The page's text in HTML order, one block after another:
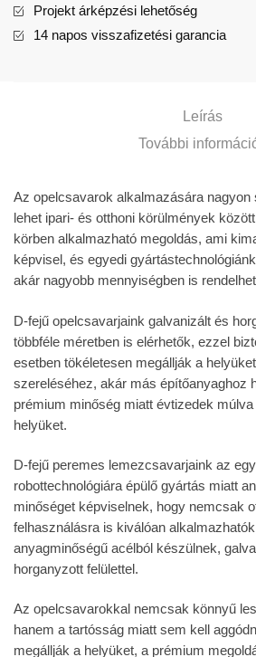
Projekt árképzési lehetőség
14 napos visszafizetési garancia
Leírás
További
Az opelcsavarok alkalmazására
lehet ipari- és otthoni körülmények
körben alkalmazható megoldás, ami
képvisel, és egyedi
akár nagyobb mennyiségben is
D-fejű opelcsavarjaink galvanizált és
többféle méretben is elérhetők, ezzel
esetben tökéletesen megállják a
szereléséhez, akár más építőanyaghoz
prémium minőség miatt évtizedek
helyüket.
D-fejű peremes lemezcsavarjaink az
robottechnológiára épülő gyártás miatt
minőséget képviselnek, hogy nemcsak
felhasználásra is kiválóan
anyagminőségű acélból készülnek,
horganyzott felülettel.
Az opelcsavarokkal nemcsak könnyű
hanem a tartósság miatt sem kell
megállják a helyüket, a prémium